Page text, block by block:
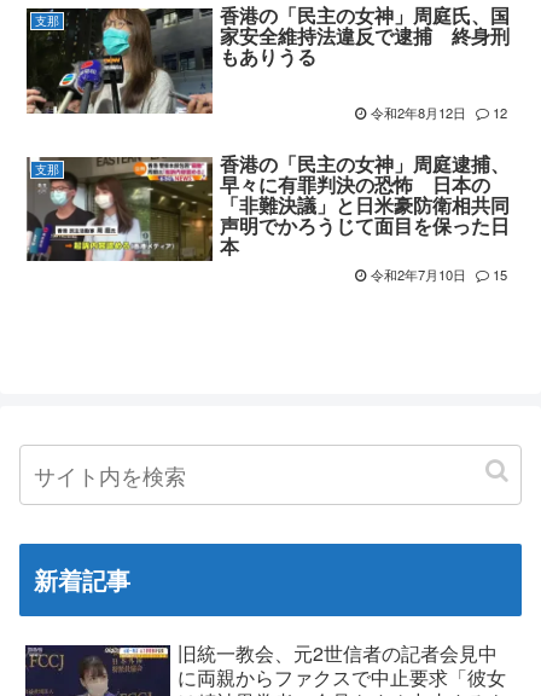
支那 香港の「民主の女神」周庭氏、国
家安全維持法違反で逮捕 終身刑
もありうる
令和2年8月12日 12
支那 香港の「民主の女神」周庭逮捕、
早々に有罪判決の恐怖 日本の
「非難決議」と日米豪防衛相共同
声明でかろうじて面目を保った日
本
令和2年7月10日 15
新着記事
旧統一教会、元2世信者の記者会見中
に両親からファクスで中止要求「彼女